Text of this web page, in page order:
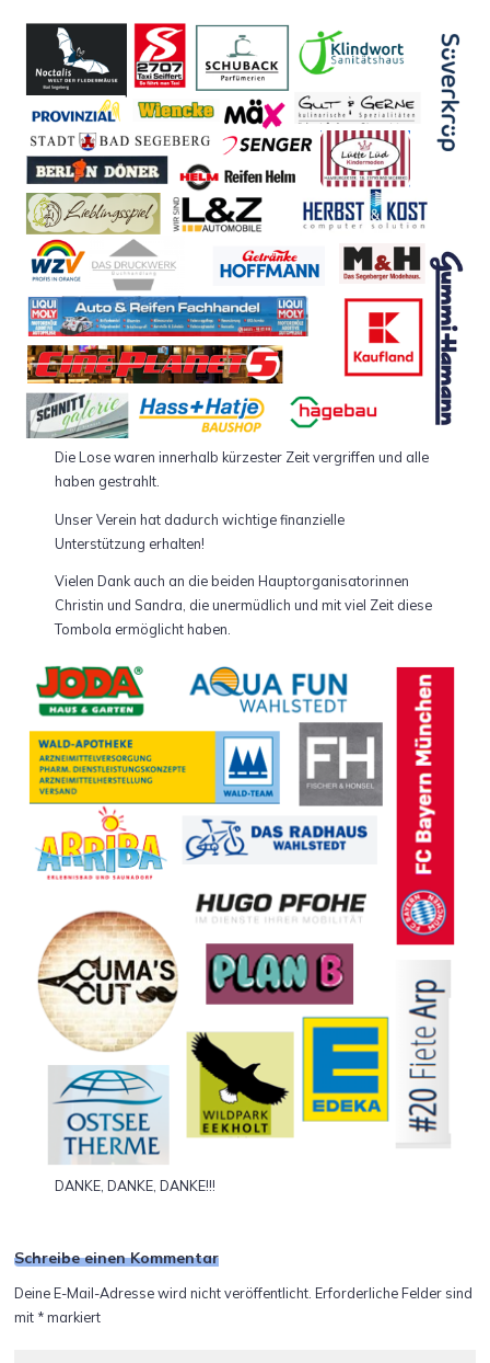
Die Lose waren innerhalb kürzester Zeit vergriffen und alle
haben gestrahlt.
Unser Verein hat dadurch wichtige finanzielle
Unterstützung erhalten!
Vielen Dank auch an die beiden Hauptorganisatorinnen
Christin und Sandra, die unermüdlich und mit viel Zeit diese
Tombola ermöglicht haben.
DANKE, DANKE, DANKE!!!
Schreibe einen Kommentar
Deine E-Mail-Adresse wird nicht veröffentlicht. Erforderliche Felder sind
mit *markiert